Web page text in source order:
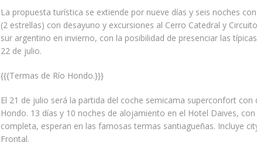
La propuesta turística se extiende por nueve días y seis noches
(2 estrellas) con desayuno y excursiones al Cerro Catedral y
sur argentino en invierno, con la posibilidad de presenciar las
22 de julio.
{{{Termas de Río Hondo.}}}
El 21 de julio será la partida del coche semicama superconfort con
Hondo. 13 días y 10 noches de alojamiento en el Hotel Daives,
completa, esperan en las famosas termas santiagueñas. Incluye
Frontal.